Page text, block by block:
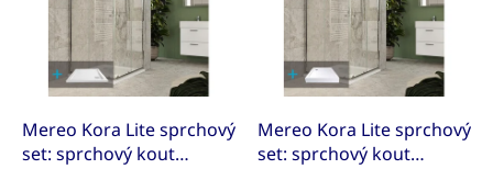
u
Mereo Kora Lite sprchový
set: sprchový kout
Mereo Kora Lite sprchový
set: sprchový kout